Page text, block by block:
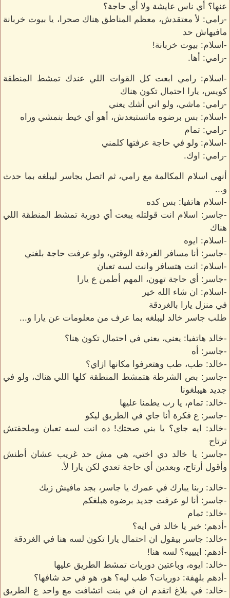
عنها؟ أي ناس عايشة ولا أي حاجة؟
-رامي: لأ معتقدش، معظم المناطق هناك صحرا، يا بيوت خربانة
مافيهاش حد
-اسلام: بيوت خربانة!
-رامي: أها.
-اسلام: رامي ابعت كل القوات اللي عندك تمشط المنطقة
كويس، يارا احتمال تكون هناك
-رامي: ماشي، ولو اني أشك يعني
-اسلام: بس برضوه ماتستبعدش، أهو أي خيط بنمشي وراه
-رامي: تمام
-اسلام: ولو في حاجة عرفتها كلمني
-رامي: اوك.
أنهى اسلام المكالمة مع رامي، ثم اتصل بجاسر ليبلغه بما حدث
و...
-اسلام هاتفيا: بس كده
-جاسر: اسلام انت قولتله يبعت أي دورية تمشط المنطقة اللي
هناك
-اسلام: ايوه
-جاسر: أنا مسافر الغردقة الوقتي، ولو عرفت حاجة بلغني
-اسلام: انت هتسافر وانت لسه تعبان
-جاسر: أي حاجة تهون، المهم أطمن ع يارا
-اسلام: ان شاء الله خير
في منزل يارا بالغردقة
طلب جاسر خالد ليبلغه بما عرف من معلومات عن يارا و...
-خالد هاتفيا: يعني، يعني في احتمال تكون هنا؟
-جاسر: أه
-خالد: طب، طب وهتعرفوا مكانها ازاي؟
-جاسر: بص الشرطة هتمشط المنطقة كلها اللي هناك، ولو في
جديد هيبلغونا
-خالد: تمام، يا رب يطمنا عليها
-جاسر: ع فكرة أنا جاي في الطريق ليكو
-خالد: ايه جاي؟ يا بني صحتك! ده انت لسه تعبان وملحقتش
ترتاح
-جاسر: يا خالد دي اختي، هي مش حد غريب عشان أطنش
وأقول أرتاح، وبعدين أي حاجة تعدي لكن يارا لأ.
-خالد: ربنا يبارك في عمرك يا جاسر، بجد مافيش زيك
-جاسر: أنا لو عرفت جديد برضوه هبلغكم
-خالد: تمام
-أدهم: خير يا خالد في ايه؟
-خالد: جاسر بيقول ان احتمال يارا تكون لسه هنا في الغردقة
-أدهم: اييييه؟ لسه هنا!
-خالد: ايوه، وباعتين دوريات تمشط الطريق عليها
-أدهم بلهفة: دوريات؟ طب ليه؟ هو، هو في حد شافها؟
-خالد: في بلاغ اتقدم ان في بنت اتشافت مع واحد ع الطريق